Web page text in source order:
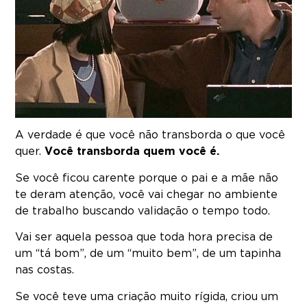
A verdade é que você não transborda o que você
quer. Você transborda quem você é.
Se você ficou carente porque o pai e a mãe não
te deram atenção, você vai chegar no ambiente
de trabalho buscando validação o tempo todo.
Vai ser aquela pessoa que toda hora precisa de
um “tá bom”, de um “muito bem”, de um tapinha
nas costas.
Se você teve uma criação muito rígida, criou um